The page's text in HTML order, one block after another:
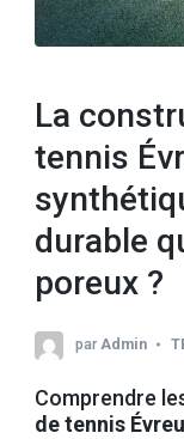
La
tennis
durable
poreux ?
parAdmin
Comprendre
de tennis